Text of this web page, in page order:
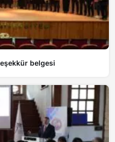
belgesi